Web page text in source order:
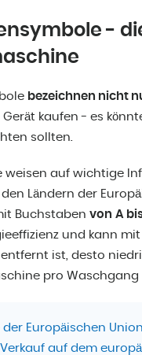
-
bezeichnen nicht
kaufen - es
sollten.
auf wichtige
Ländern der
Buchstaben von A
und kann
ist, desto
pro
der Europäischen
auf dem